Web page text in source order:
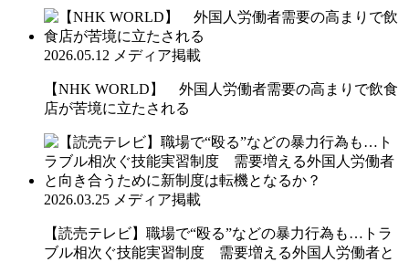
2026.05.12 メディア掲載
【NHK WORLD】 外国人労働者需要の高まりで飲食
店が苦境に立たされる
2026.03.25 メディア掲載
【読売テレビ】職場で“殴る”などの暴力行為も…トラ
ブル相次ぐ技能実習制度 需要増える外国人労働者と